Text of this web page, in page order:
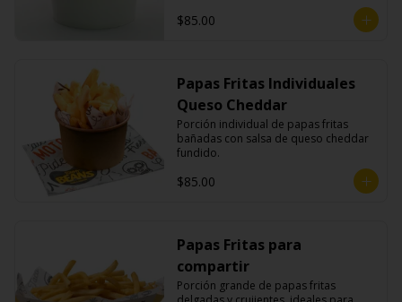
$85.00
Papas Fritas Individuales
Queso Cheddar
Porción individual de papas fritas
bañadas con salsa de queso cheddar
fundido.
$85.00
Papas Fritas para
compartir
Porción grande de papas fritas